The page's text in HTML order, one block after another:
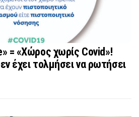
= «Χώρος χωρίς Covid»!
έχει τολμήσει να ρωτήσει